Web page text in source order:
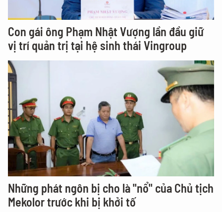
Con gái ông Phạm Nhật Vượng lần đầu giữ
vị trí quản trị tại hệ sinh thái Vingroup
Những phát ngôn bị cho là "nổ" của Chủ tịch
Mekolor trước khi bị khởi tố